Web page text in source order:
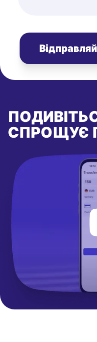
СПРОЩУЄ